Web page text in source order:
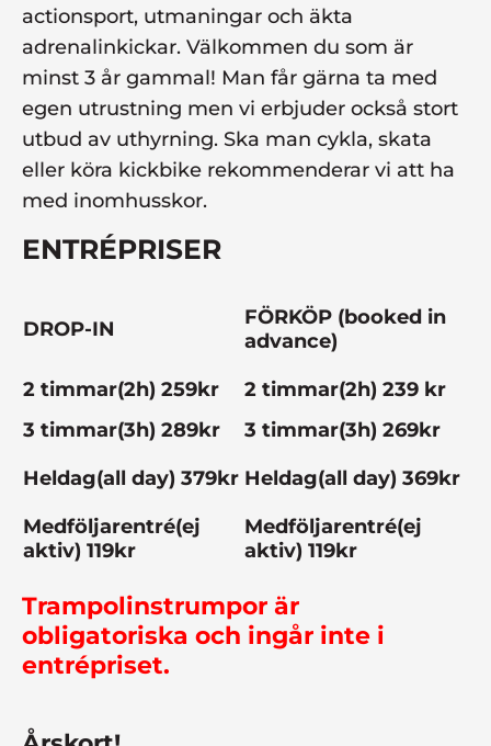
actionsport, utmaningar och äkta
adrenalinkickar. Välkommen du som är
minst 3 år gammal! Man får gärna ta med
egen utrustning men vi erbjuder också stort
utbud av uthyrning. Ska man cykla, skata
eller köra kickbike rekommenderar vi att ha
med inomhusskor.
ENTRÉPRISER
DROP-IN
FÖRKÖP (booked in
advance)
2 timmar(2h) 259kr
3 timmar(3h) 289kr
2 timmar(2h) 239 kr
3 timmar(3h) 269kr
Heldag(all day) 379kr Heldag(all day) 369kr
Medföljarentré(ej
aktiv) 119kr
Medföljarentré(ej
aktiv) 119kr
Trampolinstrumpor är
obligatoriska och ingår inte i
entrépriset.